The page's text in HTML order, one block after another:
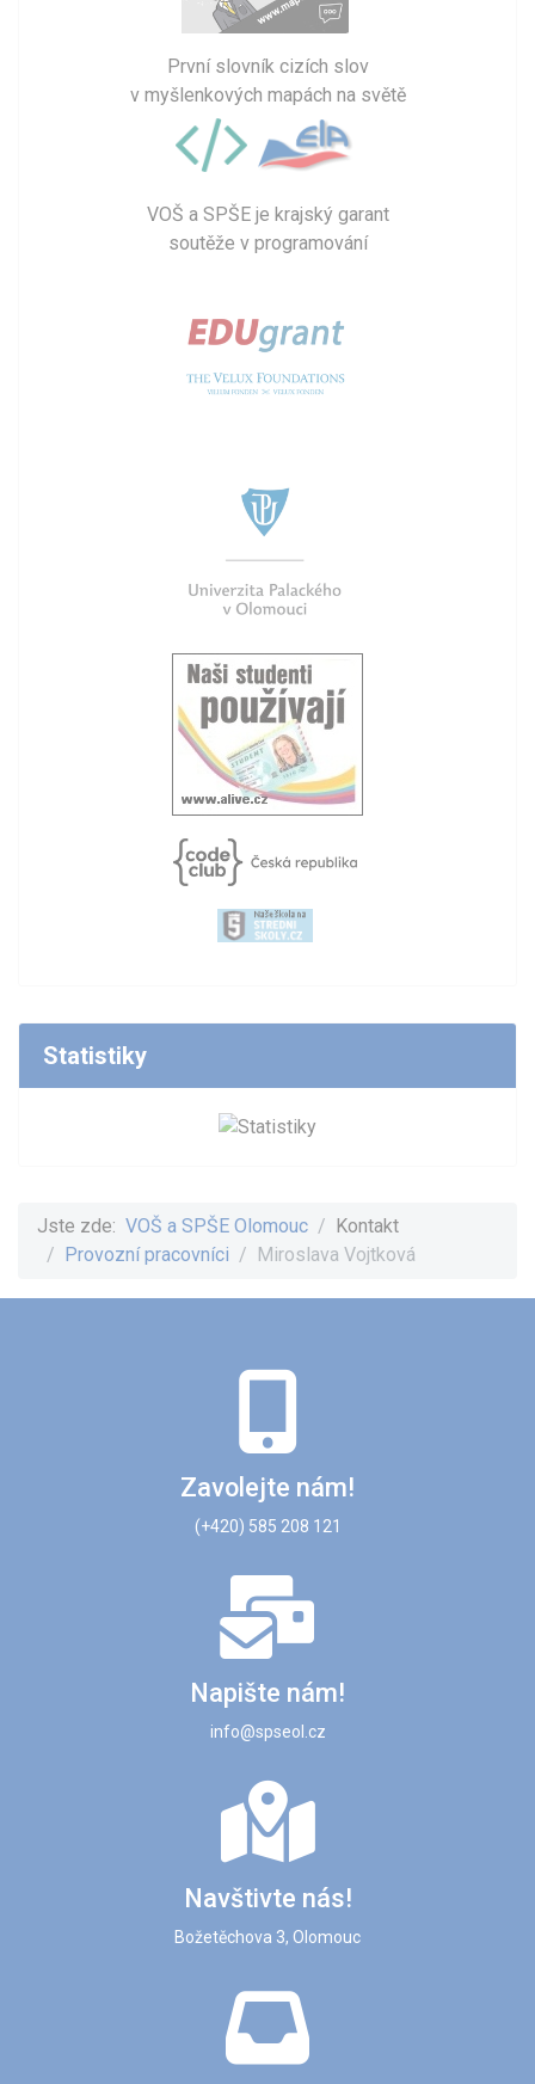
První slovník cizích slov
v myšlenkových mapách na světě
VOŠ a SPŠE je krajský garant
soutěže v programování
Statistiky
Jste zde: VOŠ a SPŠE Olomouc
Kontakt
Provozní pracovníci
Miroslava Vojtková
Zavolejte nám!
(+420) 585 208 121
Napište nám!
info@spseol.cz
Navštivte nás!
Božetěchova 3, Olomouc